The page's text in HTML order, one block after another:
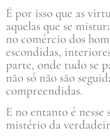
É por isso que as
aquelas que se
no comércio dos
escondidas,
parte, onde tudo se
não só não são
compreendidas.
E no entanto é nesse
mistério da